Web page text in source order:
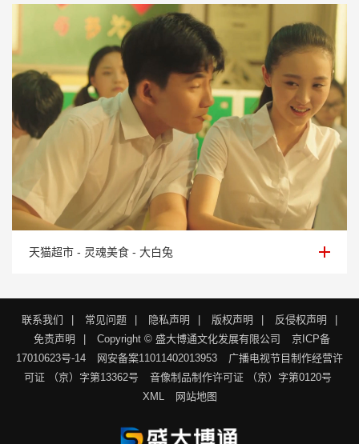
天猫超市 - 灵魂美食 - 大白兔
天猫超市 - 灵魂美食 - 大白兔
联系我们 | 常见问题 | 隐私声明 | 版权声明 | 反侵权声明
|
免责声明
| Copyright © 盛大博通文化发展有限公司
京ICP备
17010623号-14
网安备案11011402013953
广播电视节目制作经营许
可证 （京）字第13362号
音像制品制作许可证 （京）字第0120号
XML
网站地图